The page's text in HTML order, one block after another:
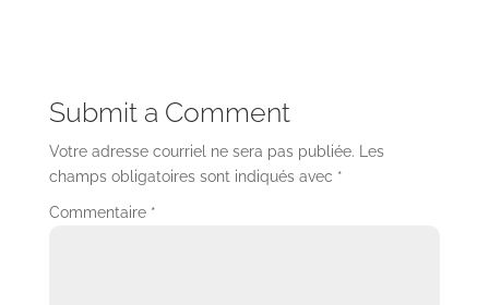
Submit a Comment
Votre adresse courriel ne sera pas publiée. Les
champs obligatoires sont indiqués avec *
Commentaire *